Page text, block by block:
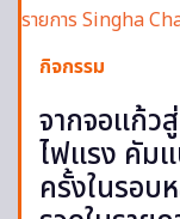
กิจกรรม
จากจอแก้ว
ไฟแรง คัม
ครั้งในรอบ